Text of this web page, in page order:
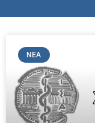
ΝΈΑ